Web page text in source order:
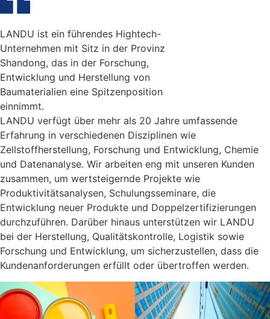
LANDU ist ein führendes Hightech-
Unternehmen mit Sitz in der Provinz
Shandong, das in der Forschung,
Entwicklung und Herstellung von
Baumaterialien eine Spitzenposition
einnimmt.
LANDU verfügt über mehr als 20 Jahre umfassende
Erfahrung in verschiedenen Disziplinen wie
Zellstoffherstellung, Forschung und Entwicklung, Chemie
und Datenanalyse. Wir arbeiten eng mit unseren Kunden
zusammen, um wertsteigernde Projekte wie
Produktivitätsanalysen, Schulungsseminare, die
Entwicklung neuer Produkte und Doppelzertifizierungen
durchzuführen. Darüber hinaus unterstützen wir LANDU
bei der Herstellung, Qualitätskontrolle, Logistik sowie
Forschung und Entwicklung, um sicherzustellen, dass die
Kundenanforderungen erfüllt oder übertroffen werden.